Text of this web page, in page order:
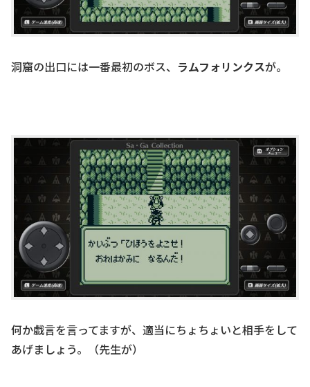
洞窟の出口には一番最初のボス、 ラムフォリンクスが。
何か戯言を言ってますが、適当にちょちょいと相手をして
あげましょう。（先生が）